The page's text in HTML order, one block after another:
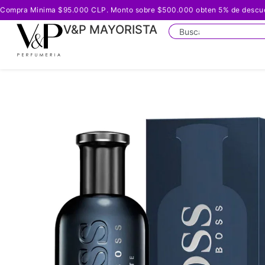
Compra Minima $95.000 CLP. Monto sobre $500.000 obten 5% de
V&P MAYORISTA